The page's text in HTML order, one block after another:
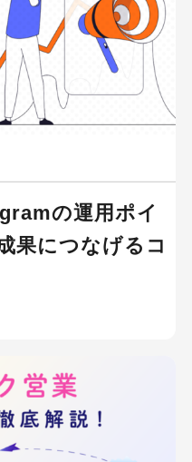
の運用ポイ
果につなげるコ